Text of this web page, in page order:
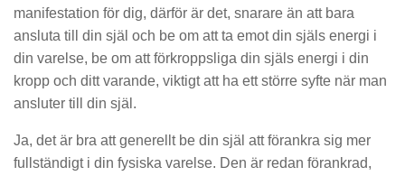
manifestation för dig, därför är det, snarare än att bara
ansluta till din själ och be om att ta emot din själs energi i
din varelse, be om att förkroppsliga din själs energi i din
kropp och ditt varande, viktigt att ha ett större syfte när man
ansluter till din själ.
Ja, det är bra att generellt be din själ att förankra sig mer
fullständigt i din fysiska varelse. Den är redan förankrad,